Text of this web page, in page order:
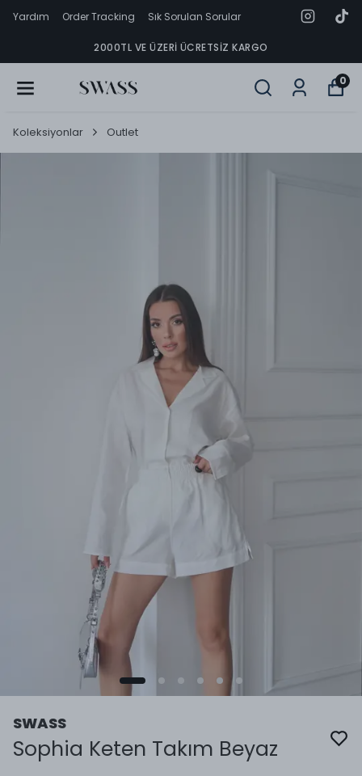
Yardım Order Tracking Sık Sorulan Sorular
2000TL VE ÜZERI ÜCRETSIZ KARGO
0
Koleksiyonlar Outlet
SWASS
Sophia Keten Takım Beyaz